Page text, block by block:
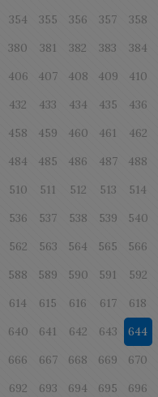
354 355 356 357 358
380 381 382 383 384
406 407 408 409 410
432 433 434 435 436
458 459 460 461 462
484 485 486 487 488
510 511 512 513 514
536 537 538 539 540
562 563 564 565 566
588 589 590 591 592
614 615 616 617 618
640 641 642 643 644
666 667 668 669 670
692 693 694 695 696